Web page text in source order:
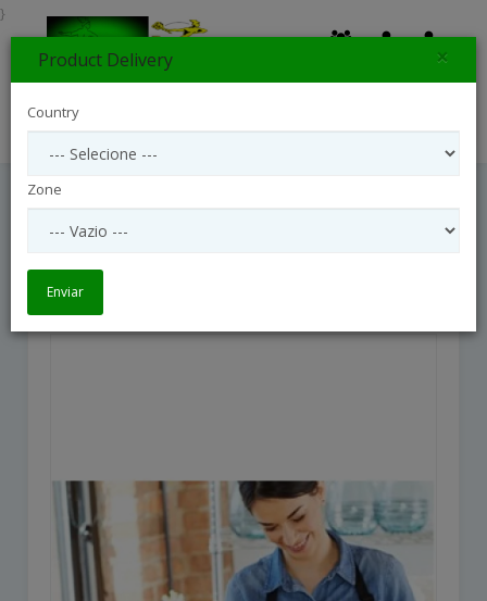
Basket Arrangement Of Flowers
}
Product Delivery ×
Country
Zone
Enviar